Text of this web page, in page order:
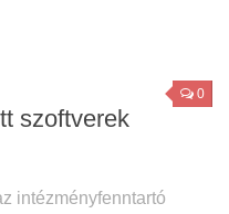
0
szoftverek
intézményfenntartó